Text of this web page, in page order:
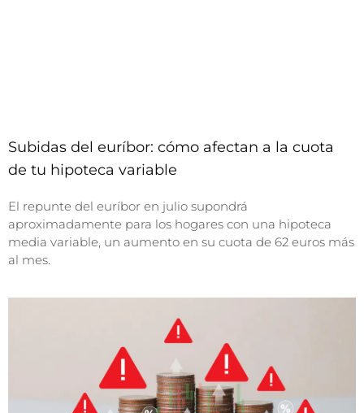
Subidas del euríbor: cómo afectan a la cuota
de tu hipoteca variable
El repunte del euríbor en julio supondrá
aproximadamente para los hogares con una hipoteca
media variable, un aumento en su cuota de 62 euros más
al mes.